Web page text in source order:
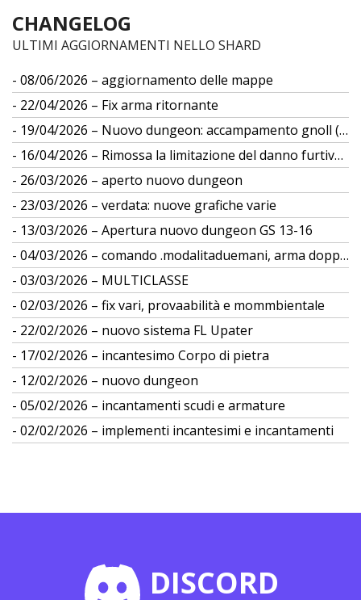
CHANGELOG
ULTIMI AGGIORNAMENTI NELLO SHARD
08/06/2026 – aggiornamento delle mappe
22/04/2026 – Fix arma ritornante
19/04/2026 – Nuovo dungeon: accampamento gnoll (gs 12)
16/04/2026 – Rimossa la limitazione del danno furtivo da differenza di taglia
26/03/2026 – aperto nuovo dungeon
23/03/2026 – verdata: nuove grafiche varie
13/03/2026 – Apertura nuovo dungeon GS 13-16
04/03/2026 – comando .modalitaduemani, arma doppia
03/03/2026 – MULTICLASSE
02/03/2026 – fix vari, provaabilità e mommbientale
22/02/2026 – nuovo sistema FL Upater
17/02/2026 – incantesimo Corpo di pietra
12/02/2026 – nuovo dungeon
05/02/2026 – incantamenti scudi e armature
02/02/2026 – implementi incantesimi e incantamenti
DISCORD